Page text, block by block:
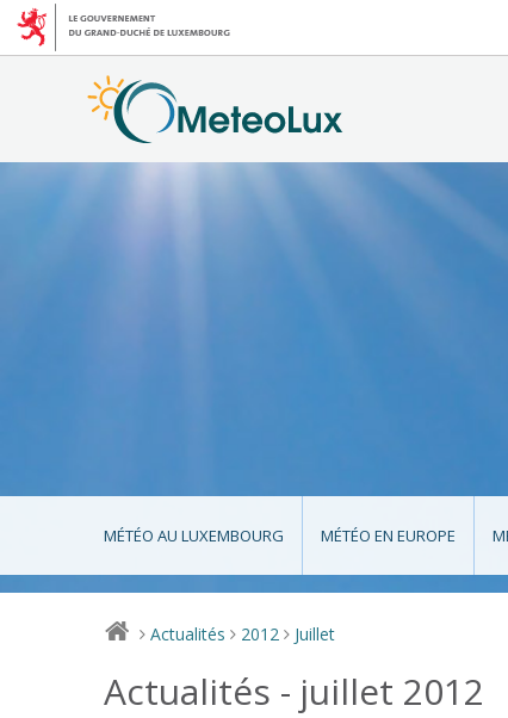
MÉTÉO AU LUXEMBOURG MÉTÉO EN EUROPE
> Actualités > 2012 > Juillet
Actualités - juillet 2012